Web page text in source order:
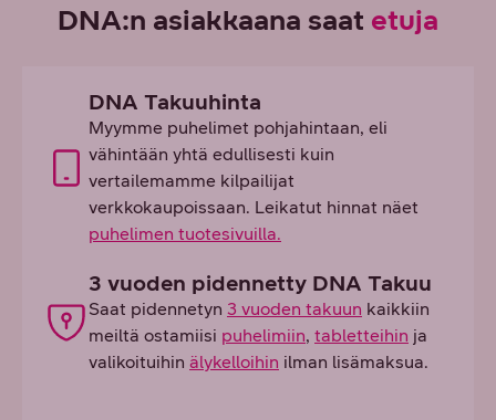
DNA:n asiakkaana saat etuja
DNA Takuuhinta
Myymme puhelimet pohjahintaan, eli
vähintään yhtä edullisesti kuin
vertailemamme kilpailijat
verkkokaupoissaan. Leikatut hinnat näet
puhelimen tuotesivuilla.
3 vuoden pidennetty DNA Takuu
Saat pidennetyn 3 vuoden takuun kaikkiin
meiltä ostamiisi puhelimiin, tabletteihin ja
valikoituihin älykelloihin ilman lisämaksua.